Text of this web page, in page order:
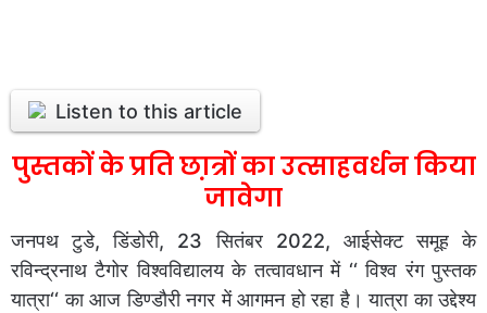
Listen to this article
पुस्तकों के प्रति छा़त्रों का उत्साहवर्धन किया
जावेगा
जनपथ टुडे, डिंडोरी, 23 सितंबर 2022, आईसेक्ट समूह के
रविन्द्रनाथ टैगोर विश्वविद्यालय के तत्वावधान में ‘‘ विश्व रंग पुस्तक
यात्रा‘‘ का आज डिण्डौरी नगर में आगमन हो रहा है। यात्रा का उद्देश्य